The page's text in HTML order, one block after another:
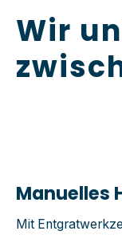
Wir
Manuelles
Mit